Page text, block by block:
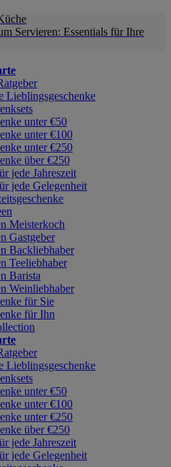
Servieren: Essentials für Ihre
Lieblingsgeschenke
unter €50
unter €100
unter €250
über €250
jede Jahreszeit
jede Gelegenheit
Meisterkoch
Gastgeber
Backliebhaber
Teeliebhaber
Barista
Weinliebhaber
für Sie
für Ihn
Lieblingsgeschenke
unter €50
unter €100
unter €250
über €250
jede Jahreszeit
jede Gelegenheit